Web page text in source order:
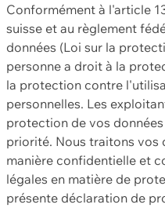
Conformément à l'article
suisse et au règlement
données (Loi sur la
personne a droit à la
la protection contre
personnelles. Les
protection de vos
priorité. Nous traitons vos
manière confidentielle et
légales en matière de
présente déclaration de